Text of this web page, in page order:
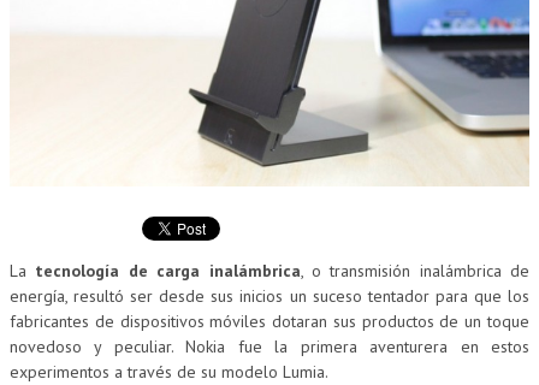
La tecnología de carga inalámbrica , o transmisión inalámbrica de
energía, resultó ser desde sus inicios un suceso tentador para que los
fabricantes de dispositivos móviles dotaran sus productos de un toque
novedoso y peculiar. Nokia fue la primera aventurera en estos
experimentos a través de su modelo Lumia.